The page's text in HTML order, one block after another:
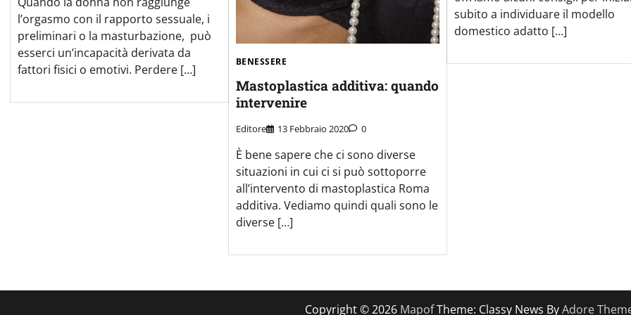
l’orgasmo con il rapporto sessuale, i
preliminari o la masturbazione, può
esserci un’incapacità derivata da
fattori fisici o emotivi. Perdere […]
BENESSERE
Mastoplastica additiva: quando
intervenire
Editore 13 Febbraio 2020 0
È bene sapere che ci sono diverse
situazioni in cui ci si può sottoporre
all’intervento di mastoplastica Roma
additiva. Vediamo quindi quali sono le
diverse […]
subito a individuare il modello
domestico adatto […]
Copyright © 2026 MapofTheme: Classy News ByAdore